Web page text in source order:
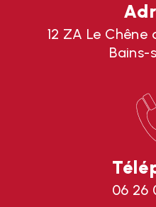
12 ZA Le
Bains-
06 26